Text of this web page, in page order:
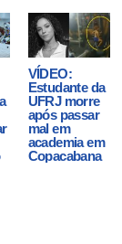
VÍDEO:
Estudante da
UFRJ morre
após passar
mal em
academia em
Copacabana